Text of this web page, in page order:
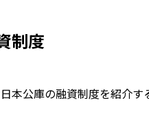
制度
本公庫の融資制度を紹介す